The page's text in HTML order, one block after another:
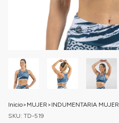
Inicio> MUJER > INDUMENTARIA MUJER
SKU: TD-519